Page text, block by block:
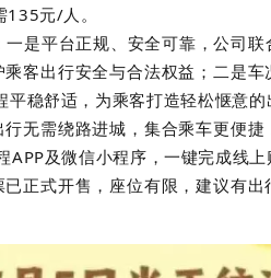
元/人。
是平台正规、安全可靠，公司联
客出行安全与合法权益；二是车
稳舒适，为乘客打造轻松惬意
无需绕路进城，集合乘车更便捷
及微信小程序，一键完成线
正式开售，座位有限，建议有出